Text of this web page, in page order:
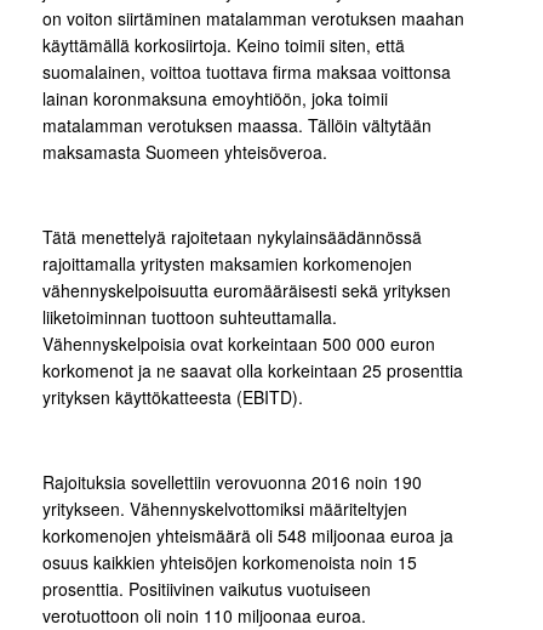
on voiton siirtäminen matalamman verotuksen maahan
käyttämällä korkosiirtoja. Keino toimii siten, että
suomalainen, voittoa tuottava firma maksaa voittonsa
lainan koronmaksuna emoyhtiöön, joka toimii
matalamman verotuksen maassa. Tällöin vältytään
maksamasta Suomeen yhteisöveroa.
Tätä menettelyä rajoitetaan nykylainsäädännössä
rajoittamalla yritysten maksamien korkomenojen
vähennyskelpoisuutta euromääräisesti sekä yrityksen
liiketoiminnan tuottoon suhteuttamalla.
Vähennyskelpoisia ovat korkeintaan 500 000 euron
korkomenot ja ne saavat olla korkeintaan 25 prosenttia
yrityksen käyttökatteesta (EBITD).
Rajoituksia sovellettiin verovuonna 2016 noin 190
yritykseen. Vähennyskelvottomiksi määriteltyjen
korkomenojen yhteismäärä oli 548 miljoonaa euroa ja
osuus kaikkien yhteisöjen korkomenoista noin 15
prosenttia. Positiivinen vaikutus vuotuiseen
verotuottoon oli noin 110 miljoonaa euroa.